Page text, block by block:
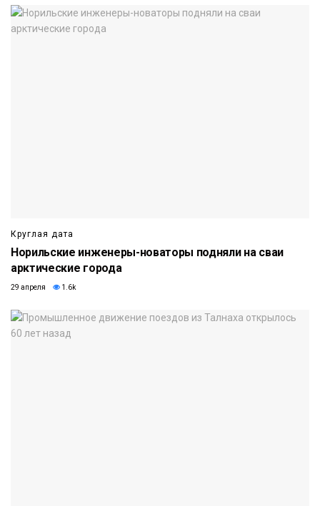
Круглая дата
Норильские инженеры-новаторы подняли на сваи
арктические города
29 апреля 1.6k